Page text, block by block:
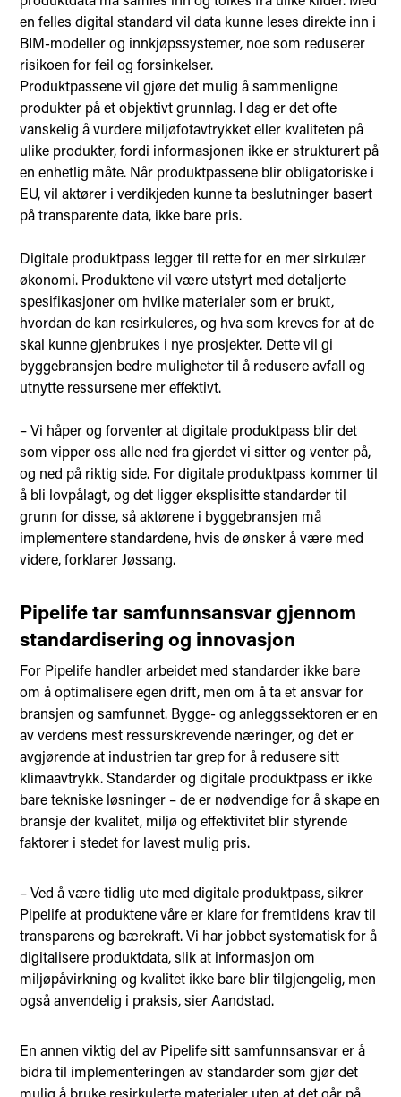
en felles digital standard vil data kunne leses direkte inn i
BIM-modeller og innkjøpssystemer, noe som reduserer
risikoen for feil og forsinkelser.
Produktpassene vil gjøre det mulig å sammenligne
produkter på et objektivt grunnlag. I dag er det ofte
vanskelig å vurdere miljøfotavtrykket eller kvaliteten på
ulike produkter, fordi informasjonen ikke er strukturert på
en enhetlig måte. Når produktpassene blir obligatoriske i
EU, vil aktører i verdikjeden kunne ta beslutninger basert
på transparente data, ikke bare pris.
Digitale produktpass legger til rette for en mer sirkulær
økonomi. Produktene vil være utstyrt med detaljerte
spesifikasjoner om hvilke materialer som er brukt,
hvordan de kan resirkuleres, og hva som kreves for at de
skal kunne gjenbrukes i nye prosjekter. Dette vil gi
byggebransjen bedre muligheter til å redusere avfall og
utnytte ressursene mer effektivt.
– Vi håper og forventer at digitale produktpass blir det
som vipper oss alle ned fra gjerdet vi sitter og venter på,
og ned på riktig side. For digitale produktpass kommer til
å bli lovpålagt, og det ligger eksplisitte standarder til
grunn for disse, så aktørene i byggebransjen må
implementere standardene, hvis de ønsker å være med
videre, forklarer Jøssang.
Pipelife tar samfunnsansvar gjennom
standardisering og innovasjon
For Pipelife handler arbeidet med standarder ikke bare
om å optimalisere egen drift, men om å ta et ansvar for
bransjen og samfunnet. Bygge- og anleggssektoren er en
av verdens mest ressurskrevende næringer, og det er
avgjørende at industrien tar grep for å redusere sitt
klimaavtrykk. Standarder og digitale produktpass er ikke
bare tekniske løsninger – de er nødvendige for å skape en
bransje der kvalitet, miljø og effektivitet blir styrende
faktorer i stedet for lavest mulig pris.
– Ved å være tidlig ute med digitale produktpass, sikrer
Pipelife at produktene våre er klare for fremtidens krav til
transparens og bærekraft. Vi har jobbet systematisk for å
digitalisere produktdata, slik at informasjon om
miljøpåvirkning og kvalitet ikke bare blir tilgjengelig, men
også anvendelig i praksis, sier Aandstad.
En annen viktig del av Pipelife sitt samfunnsansvar er å
bidra til implementeringen av standarder som gjør det
mulig å bruke resirkulerte materialer uten at det går på